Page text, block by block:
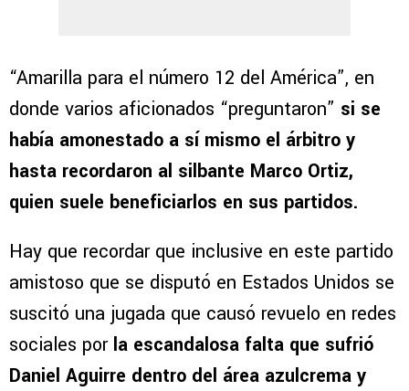
“Amarilla para el número 12 del América”, en
donde varios aficionados “preguntaron” si se
había amonestado a sí mismo el árbitro y
hasta recordaron al silbante Marco Ortiz,
quien suele beneficiarlos en sus partidos.
Hay que recordar que inclusive en este partido
amistoso que se disputó en Estados Unidos se
suscitó una jugada que causó revuelo en redes
sociales porla escandalosa falta que sufrió
Daniel Aguirre dentro del área azulcrema y